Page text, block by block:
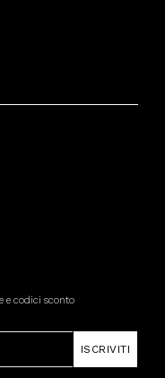
e codici sconto
ISCRIVITI